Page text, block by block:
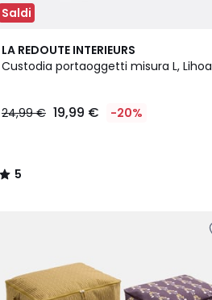
Saldi
LA REDOUTE INTERIEURS
Custodia portaoggetti misura L, Lihoa
24,99 € 19,99 € -20%
5
/
5
/